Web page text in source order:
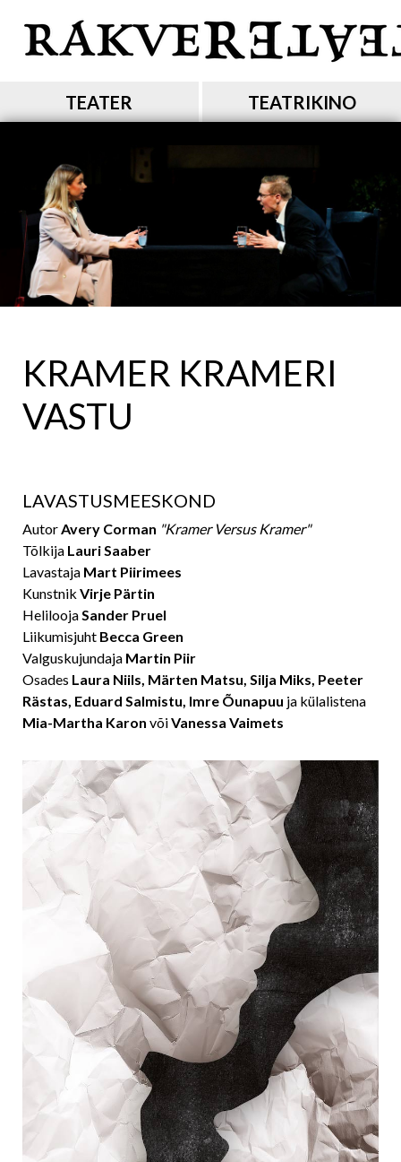
edasi
põhisisu
MAIN NAVIGATION
TEATER TEATRIKINO
KRAMER KRAMERI
VASTU
LAVASTUSMEESKOND
Autor Avery Corman "Kramer Versus Kramer"
Tõlkija Lauri Saaber
Lavastaja Mart Piirimees
Kunstnik Virje Pärtin
Helilooja Sander Pruel
Liikumisjuht Becca Green
Valguskujundaja Martin Piir
Osades Laura Niils, Märten Matsu, Silja Miks, Peeter
Rästas, Eduard Salmistu, Imre Õunapuu ja külalistena
Mia-Martha Karon võiVanessa Vaimets